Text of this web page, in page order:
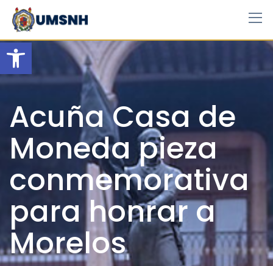
Open toolbar
Skip
content
Acuña Casa de
Moneda pieza
conmemorativa
para honrar a
Morelos